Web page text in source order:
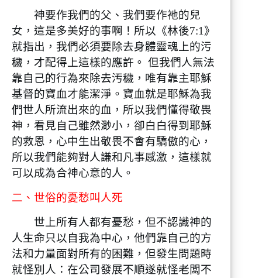
神要作我們的父、我們要作祂的兒
女，這是多美好的事啊！所以《林後7:1》
就指出，我們必須要除去身體靈魂上的污
穢，才配得上這樣的應許。 但我們人無法
靠自己的行為來除去汚穢，唯有靠主耶穌
基督的寶血才能潔淨。寶血就是耶穌為我
們世人所流出來的血，所以我們懂得敬畏
神，看見自己雖然渺小，卻白白得到耶穌
的救恩，心中生出敬畏不會有驕傲的心，
所以我們能夠對人謙和凡事感激，這樣就
可以成為合神心意的人。
二、世俗的憂愁叫人死
世上所有人都有憂愁，但不認識神的
人生命只以自我為中心，他們靠自己的方
法和力量面對所有的困難，但發生問題時
就怪別人：在公司發展不順遂就怪老闆不